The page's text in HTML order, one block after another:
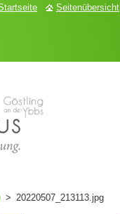
> 20220507_213113.jpg
Seitenübersicht